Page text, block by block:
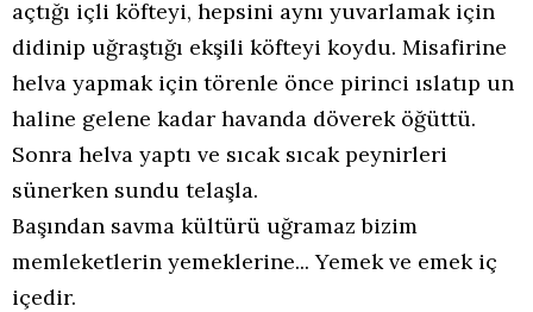
açtığı içli köfteyi, hepsini aynı yuvarlamak için
didinip uğraştığı ekşili köfteyi koydu. Misafirine
helva yapmak için törenle önce pirinci ıslatıp un
haline gelene kadar havanda döverek öğüttü.
Sonra helva yaptı ve sıcak sıcak peynirleri
sünerken sundu telaşla.
Başından savma kültürü uğramaz bizim
memleketlerin yemeklerine... Yemek ve emek iç
içedir.